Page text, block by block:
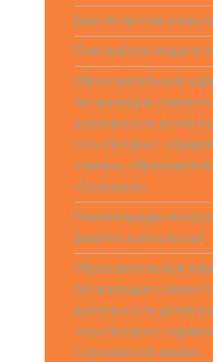
Вместе против
План работы
Образовательный
организации
деятельности детей и
сети Интернет
севера»,
«Познание»
Рекомендации
физической культуре
Образовательный
организации
деятельности детей и
сети Интернет
Сергиевской земли»,